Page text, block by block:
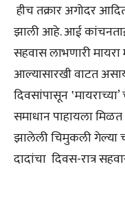
हीच तक्रार अगोदर
झाली आहे. आई
सहवास लाभणारी मायरा
आल्यासारखी वाटत
दिवसांपासून
समाधान पाहायला
झालेली चिमुकली गेल्या
दादांचा दिवस-रात्र